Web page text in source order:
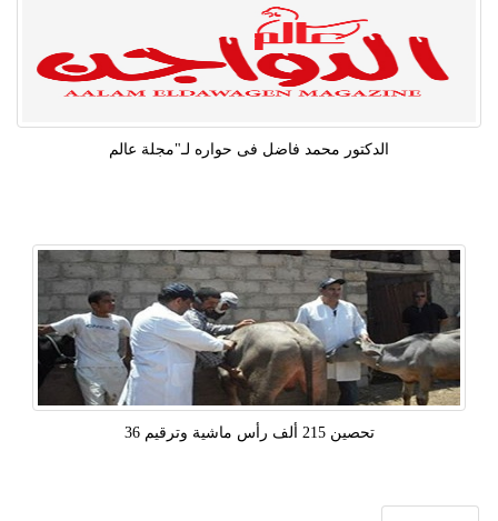
الدكتور محمد فاضل فى حواره لـ"مجلة عالم
تحصين 215 ألف رأس ماشية وترقيم 36